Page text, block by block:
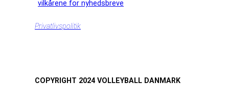
vilkårene for nyhedsbreve
Privatlivspolitik
COPYRIGHT 2024 VOLLEYBALL DANMARK